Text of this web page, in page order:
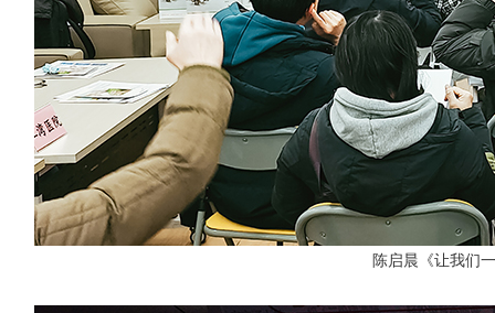
陈启晨《让我们